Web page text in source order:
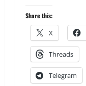
Share this:
X
Threads
Telegram